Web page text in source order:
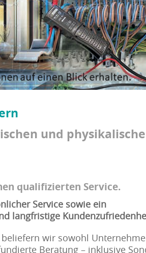
und
qualifizierten Service.
Service sowie ein
langfristige
wir sowohl
Beratung – inklusive